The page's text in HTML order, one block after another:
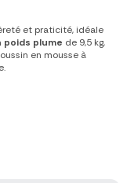
et praticité, idéale
poids plume de 9,5 kg,
en mousse à